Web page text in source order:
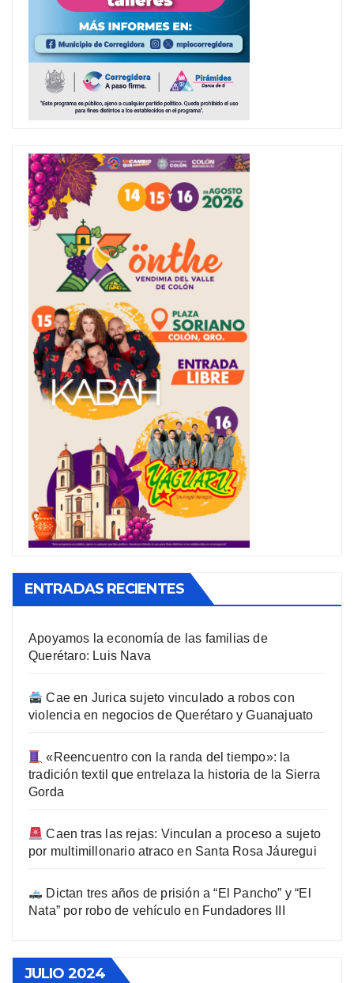
ENTRADAS RECIENTES
Apoyamos la economía de las familias de
Querétaro: Luis Nava
Cae en Jurica sujeto vinculado a robos con
violencia en negocios de Querétaro y Guanajuato
«Reencuentro con la randa del tiempo»: la
tradición textil que entrelaza la historia de la Sierra
Gorda
Caen tras las rejas: Vinculan a proceso a sujeto
por multimillonario atraco en Santa Rosa Jáuregui
Dictan tres años de prisión a “El Pancho” y “El
Nata” por robo de vehículo en Fundadores III
JULIO 2024